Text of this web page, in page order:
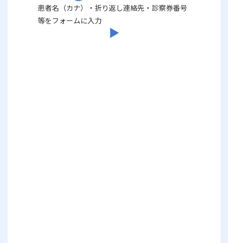
患者名（カナ）・折り返し連絡先・診察券番号
等をフォームに入力